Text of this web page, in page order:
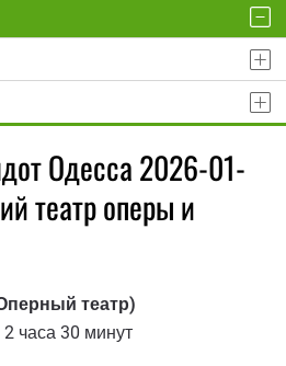
Одесса 2026-01-
театр оперы и
театр)
2 часа 30 минут